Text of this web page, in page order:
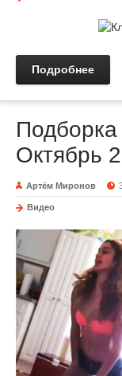
Подробнее
Октябрь
Артём Миронов
Видео